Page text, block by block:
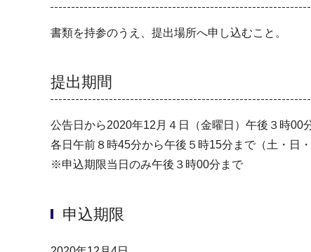
書類を持参のうえ、提出場所へ申し込むこと。
提出期間
公告日から2020年12月４日（金曜日）午後３時00
各日午前８時45分から午後５時15分まで（⼟・⽇
※申込期限当日のみ午後３時00分まで
申込期限